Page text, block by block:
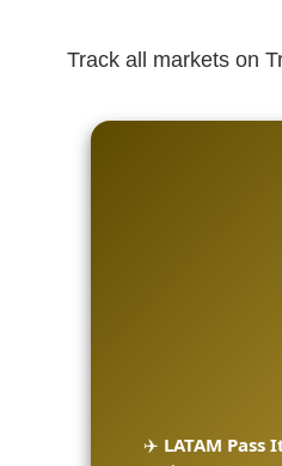
Track all markets on
✈️ LATAM